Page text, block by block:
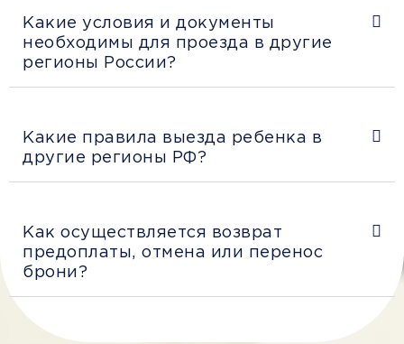
Какие условия и документы
необходимы для проезда в другие
регионы России?
Какие правила выезда ребенка в
другие регионы РФ?
Как осуществляется возврат
предоплаты, отмена или перенос
брони?